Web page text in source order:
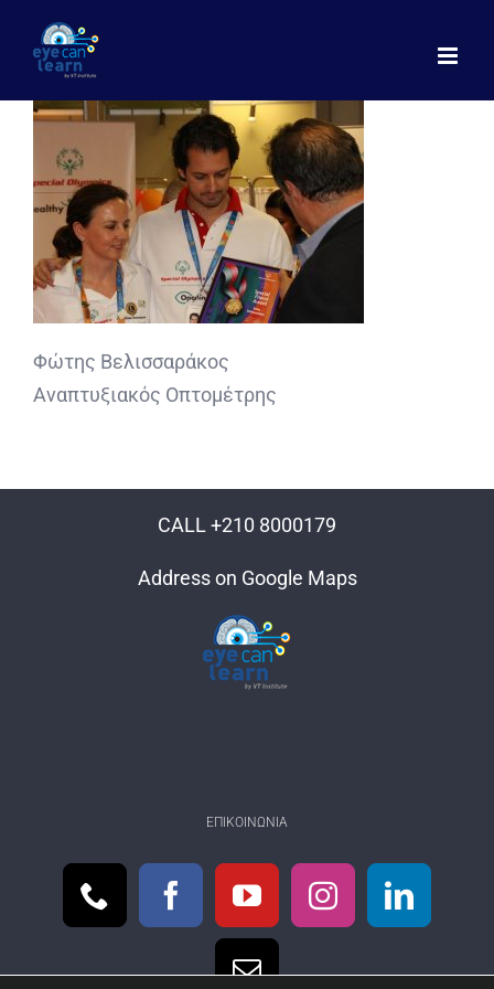
περιεχόμενο
Φώτης Βελισσαράκος
Αναπτυξιακός Οπτομέτρης
CALL +210 8000179
Address on Google Maps
ΕΠΙΚΟΙΝΩΝΊΑ